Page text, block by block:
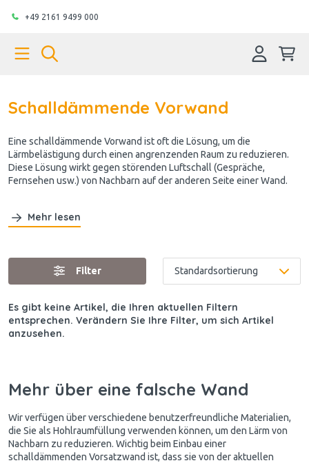
+49 2161 9499 000
Schalldämmende Vorwand
Eine schalldämmende Vorwand ist oft die Lösung, um die
Lärmbelästigung durch einen angrenzenden Raum zu reduzieren.
Diese Lösung wirkt gegen störenden Luftschall (Gespräche,
Fernsehen usw.) von Nachbarn auf der anderen Seite einer Wand.
Mehr lesen
Filter
Es gibt keine Artikel, die Ihren aktuellen Filtern
entsprechen. Verändern Sie Ihre Filter, um sich Artikel
anzusehen.
Mehr über eine falsche Wand
Wir verfügen über verschiedene benutzerfreundliche Materialien,
die Sie als Hohlraumfüllung verwenden können, um den Lärm von
Nachbarn zu reduzieren. Wichtig beim Einbau einer
schalldämmenden Vorsatzwand ist, dass sie von der aktuellen